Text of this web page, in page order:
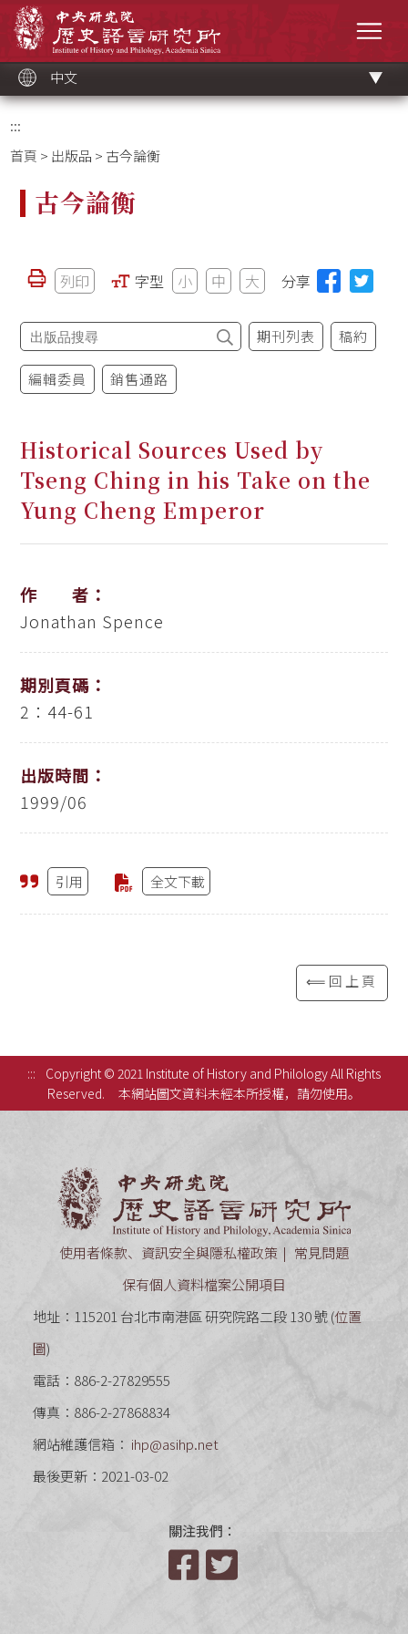
中文
:::
首頁 > 出版品 > 古今論衡
古今論衡
列印 字型 小 中 大 分享
期刊列表 稿約
編輯委員 銷售通路
Historical Sources Used by
Tseng Ching in his Take on the
Yung Cheng Emperor
作 者：
Jonathan Spence
期別頁碼：
2：44-61
出版時間：
1999/06
引用 全文下載
⟸回上頁
:::
Copyright © 2021 Institute of History and Philology All Rights
Reserved.
本網站圖文資料未經本所授權，請勿使用。
使用者條款、資訊安全與隱私權政策
常見問題
保有個人資料檔案公開項目
地址：115201 台北市南港區 研究院路二段 130 號 (位置
圖)
電話：886-2-27829555
傳真：886-2-27868834
網站維護信箱： ihp@asihp.net
最後更新：2021-03-02
關注我們：
Facebook